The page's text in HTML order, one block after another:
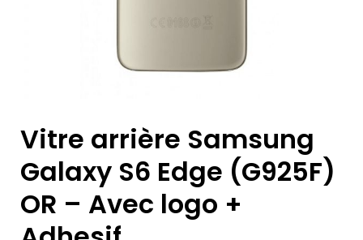
Vitre arrière Samsung
Galaxy S6 Edge (G925F)
OR – Avec logo +